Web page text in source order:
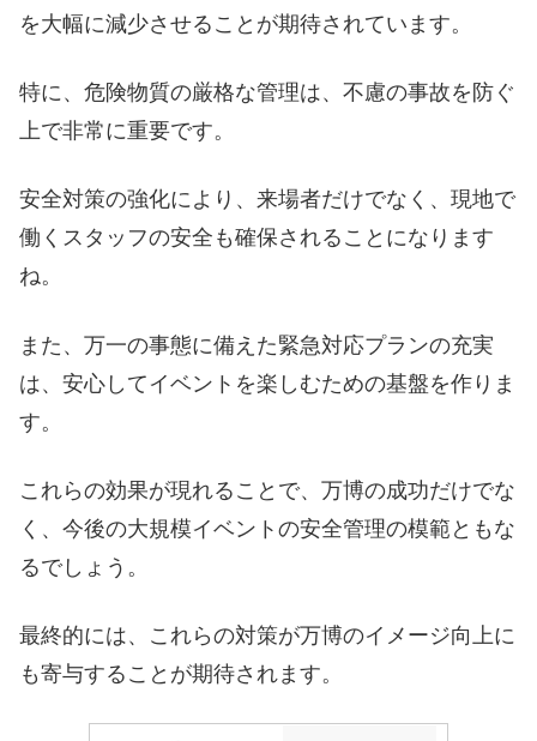
を大幅に減少させることが期待されています。
特に、危険物質の厳格な管理は、不慮の事故を防ぐ
上で非常に重要です。
安全対策の強化により、来場者だけでなく、現地で
働くスタッフの安全も確保されることになります
ね。
また、万一の事態に備えた緊急対応プランの充実
は、安心してイベントを楽しむための基盤を作りま
す。
これらの効果が現れることで、万博の成功だけでな
く、今後の大規模イベントの安全管理の模範ともな
るでしょう。
最終的には、これらの対策が万博のイメージ向上に
も寄与することが期待されます。